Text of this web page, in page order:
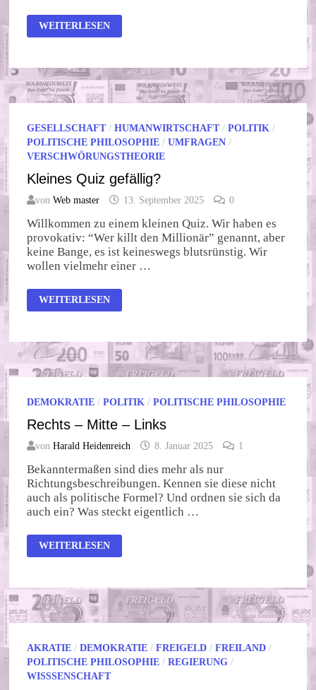
WAS
IST
WEITERLESEN
GESELLSCHAFT/HUMANWIRTSCHAFT/POLITIK /
POLITISCHE PHILOSOPHIE /UMFRAGEN /
VERSCHWÖRUNGSTHEORIE
Kleines Quiz gefällig?
vonWeb master 13. September 2025 0
Willkommen zu einem kleinen Quiz. Wir haben es
provokativ: “Wer killt den Millionär” genannt, aber
keine Bange, es ist keineswegs blutsrünstig. Wir
wollen vielmehr einer …
KLEINES
QUIZ
WEITERLESEN
DEMOKRATIE /POLITIK /POLITISCHE PHILOSOPHIE
Rechts – Mitte – Links
vonHarald Heidenreich 8. Januar 2025 1
Bekanntermaßen sind dies mehr als nur
Richtungsbeschreibungen. Kennen sie diese nicht
auch als politische Formel? Und ordnen sie sich da
auch ein? Was steckt eigentlich …
RECHTS
–
WEITERLESEN
AKRATIE /DEMOKRATIE /FREIGELD /FREILAND /
POLITISCHE PHILOSOPHIE /REGIERUNG /
WISSSENSCHAFT